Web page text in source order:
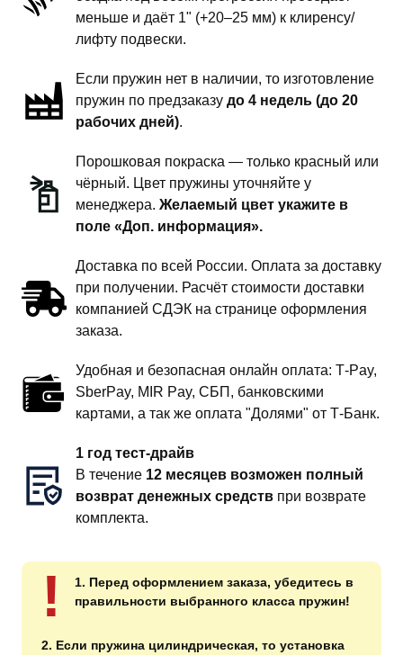
пружины
передней
меньше и даёт 1" (+20–25 мм) к клиренсу/
лифту подвески.
Если пружин нет в наличии, то изготовление
пружин по предзаказу до 4 недель (до 20
рабочих дней).
Порошковая покраска — только красный или
чёрный. Цвет пружины уточняйте у
менеджера. Желаемый цвет укажите в
поле «Доп. информация».
Доставка по всей России. Оплата за доставку
при получении. Расчёт стоимости доставки
компанией СДЭК на странице оформления
заказа.
Удобная и безопасная онлайн оплата: T‑Pay,
SberPay, MIR Pay, СБП, банковскими
картами, а так же оплата "Долями" от Т-Банк.
1 год тест-драйв
В течение 12 месяцев возможен полный
возврат денежных средств при возврате
комплекта.
!
1. Перед оформлением заказа, убедитесь в
правильности выбранного класса пружин!
2. Если пружина цилиндрическая, то установка